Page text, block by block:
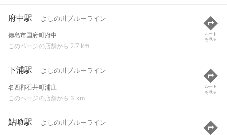
府中駅 よしの川ブルーライン
徳島市国府町府中
このページの店舗から 2.7 km
ルート
を見る
下浦駅 よしの川ブルーライン
名西郡石井町浦庄
このページの店舗から 3 km
ルート
を見る
鮎喰駅 よしの川ブルーライン